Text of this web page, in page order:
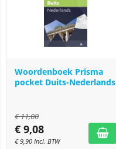
Woordenboek Prisma
pocket Duits-Nederlands
€11,00
€ 9,08
€9,90 Incl. BTW